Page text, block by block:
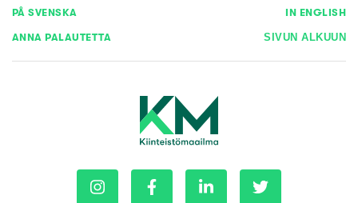
PÅ SVENSKA IN ENGLISH
ANNA PALAUTETTA SIVUN ALKUUN